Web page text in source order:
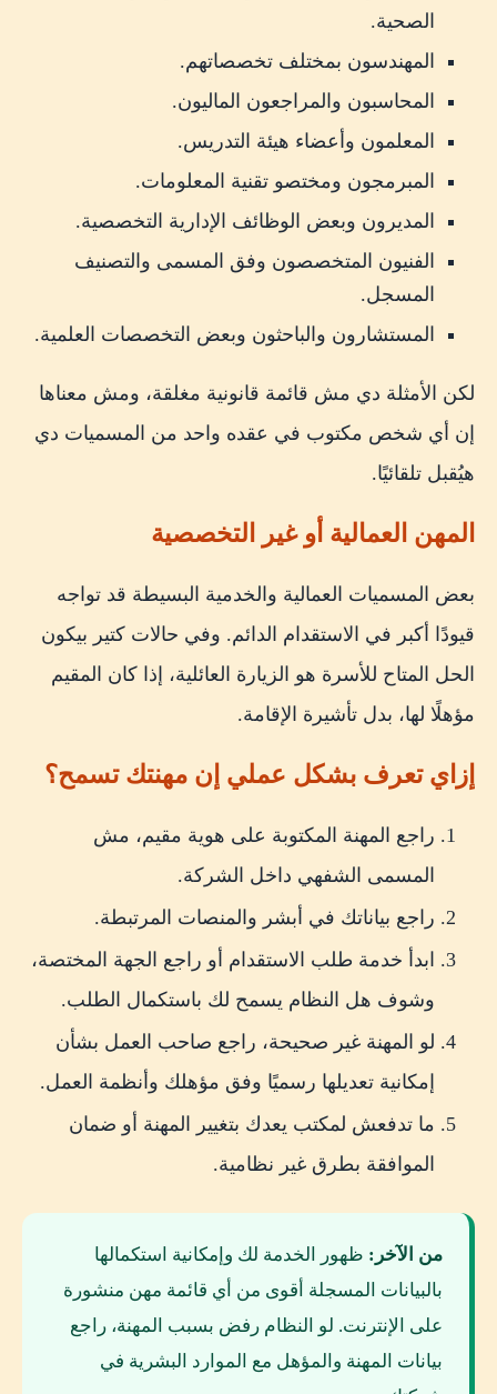
الصحية.
المهندسون بمختلف تخصصاتهم.
المحاسبون والمراجعون الماليون.
المعلمون وأعضاء هيئة التدريس.
المبرمجون ومختصو تقنية المعلومات.
المديرون وبعض الوظائف الإدارية التخصصية.
الفنيون المتخصصون وفق المسمى والتصنيف
المسجل.
المستشارون والباحثون وبعض التخصصات العلمية.
لكن الأمثلة دي مش قائمة قانونية مغلقة، ومش معناها
إن أي شخص مكتوب في عقده واحد من المسميات دي
هيُقبل تلقائيًا.
المهن العمالية أو غير التخصصية
بعض المسميات العمالية والخدمية البسيطة قد تواجه
قيودًا أكبر في الاستقدام الدائم. وفي حالات كتير بيكون
الحل المتاح للأسرة هو الزيارة العائلية، إذا كان المقيم
مؤهلًا لها، بدل تأشيرة الإقامة.
إزاي تعرف بشكل عملي إن مهنتك تسمح؟
راجع المهنة المكتوبة على هوية مقيم، مش
المسمى الشفهي داخل الشركة.
راجع بياناتك في أبشر والمنصات المرتبطة.
ابدأ خدمة طلب الاستقدام أو راجع الجهة المختصة،
وشوف هل النظام يسمح لك باستكمال الطلب.
لو المهنة غير صحيحة، راجع صاحب العمل بشأن
إمكانية تعديلها رسميًا وفق مؤهلك وأنظمة العمل.
ما تدفعش لمكتب يعدك بتغيير المهنة أو ضمان
الموافقة بطرق غير نظامية.
من الآخر: ظهور الخدمة لك وإمكانية استكمالها
بالبيانات المسجلة أقوى من أي قائمة مهن منشورة
على الإنترنت. لو النظام رفض بسبب المهنة، راجع
بيانات المهنة والمؤهل مع الموارد البشرية في